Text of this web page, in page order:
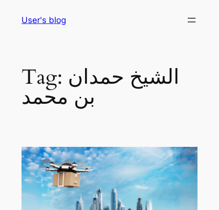
User's blog
Tag: الشيخ حمدان
بن محمد